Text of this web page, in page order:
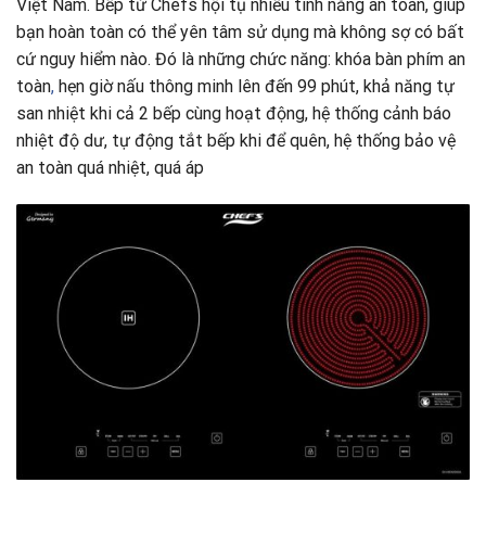
Việt Nam. Bếp từ Chefs hội tụ nhiều tính năng an toàn, giúp
bạn hoàn toàn có thể yên tâm sử dụng mà không sợ có bất
cứ nguy hiểm nào. Đó là những chức năng: khóa bàn phím an
toàn, hẹn giờ nấu thông minh lên đến 99 phút, khả năng tự
san nhiệt khi cả 2 bếp cùng hoạt động, hệ thống cảnh báo
nhiệt độ dư, tự động tắt bếp khi để quên, hệ thống bảo vệ
an toàn quá nhiệt, quá áp